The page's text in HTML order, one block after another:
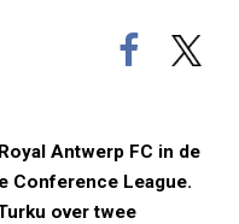
Antwerp FC in de
Conference League.
over twee